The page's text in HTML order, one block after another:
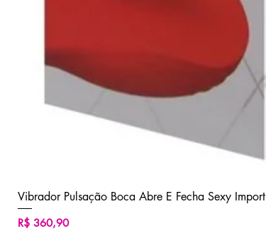
Vibrador Pulsação Boca Abre E Fecha Sexy Import
Preço
R$ 360,90